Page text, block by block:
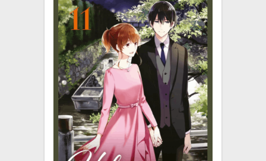
KONTAKT
PRODEJNY
DOPRAVA
XZONE KLUB
TCG & BOARDGAME HUB